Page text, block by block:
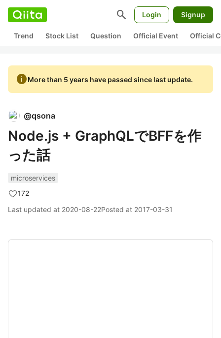
search Login Signup
Trend Stock List Question Official Event Official
infoMore than 5 years have passed since last update.
@qsona
Node.js + GraphQLでBFFを作
った話
microservices
172
Last updated at 2020-08-22Posted at 2017-03-31